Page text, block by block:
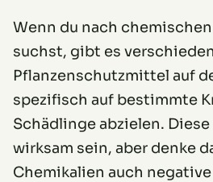
Wenn du nach
suchst, gibt es
Pflanzenschutzmittel auf
spezifisch auf bestimmte
Schädlinge abzielen.
wirksam sein, aber denke
Chemikalien auch